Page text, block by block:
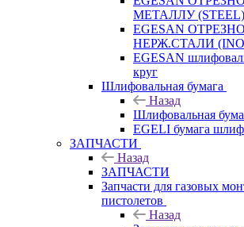
МЕТАЛЛУ (STEEL)
EGESAN
НЕРЖ.СТАЛИ
EGESAN
круг
Шлифовальная бумага
Назад
Шлифовальная
EGELI бумага
ЗАПЧАСТИ
Назад
ЗАПЧАСТИ
Запчасти для газовых
пистолетов
Назад